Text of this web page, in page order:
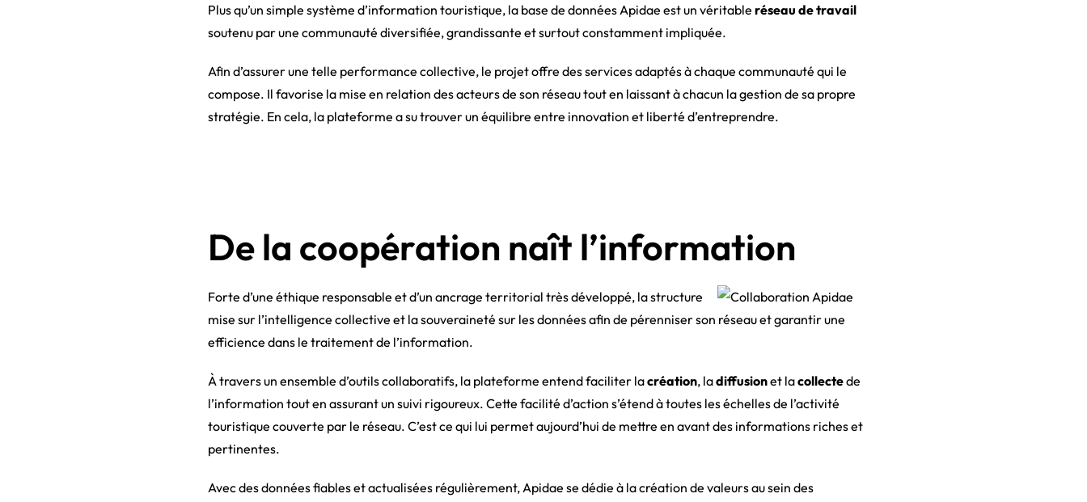
Plus qu’un simple système d’information touristique, la base de données Apidae est un véritable réseau de travail
soutenu par une communauté diversifiée, grandissante et surtout constamment impliquée.
Afin d’assurer une telle performance collective, le projet offre des services adaptés à chaque communauté qui le
compose. Il favorise la mise en relation des acteurs de son réseau tout en laissant à chacun la gestion de sa propre
stratégie. En cela, la plateforme a su trouver un équilibre entre innovation et liberté d’entreprendre.
De la coopération naît l’information
Forte d’une éthique responsable et d’un ancrage territorial très développé, la structure
mise sur l’intelligence collective et la souveraineté sur les données afin de pérenniser son réseau et garantir une
efficience dans le traitement de l’information.
À travers un ensemble d’outils collaboratifs, la plateforme entend faciliter lacréation, ladiffusionet lacollectede
l’information tout en assurant un suivi rigoureux. Cette facilité d’action s’étend à toutes les échelles de l’activité
touristique couverte par le réseau. C’est ce qui lui permet aujourd’hui de mettre en avant des informations riches et
pertinentes.
Avec des données fiables et actualisées régulièrement, Apidae se dédie à la création de valeurs au sein des